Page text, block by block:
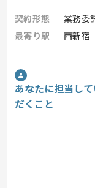
契約形態
業務委
最寄り駅
西新宿
あなたに担当して
だくこと